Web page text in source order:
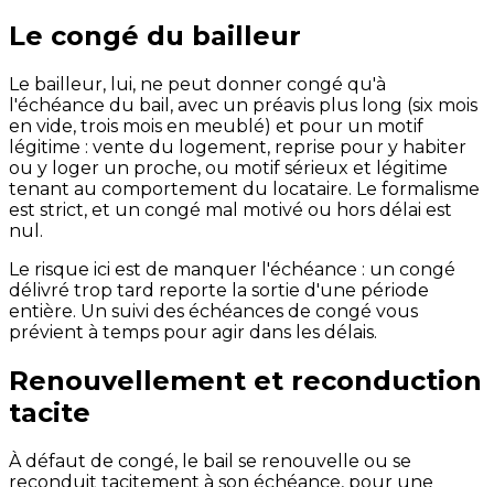
Le congé du bailleur
Le bailleur, lui, ne peut donner congé qu'à
l'échéance du bail, avec un préavis plus long (six mois
en vide, trois mois en meublé) et pour un motif
légitime : vente du logement, reprise pour y habiter
ou y loger un proche, ou motif sérieux et légitime
tenant au comportement du locataire. Le formalisme
est strict, et un congé mal motivé ou hors délai est
nul.
Le risque ici est de manquer l'échéance : un congé
délivré trop tard reporte la sortie d'une période
entière. Un suivi des échéances de congé vous
prévient à temps pour agir dans les délais.
Renouvellement et reconduction
tacite
À défaut de congé, le bail se renouvelle ou se
reconduit tacitement à son échéance, pour une